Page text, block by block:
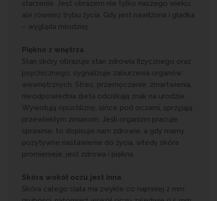
starzenie. Jest obrazem nie tylko naszego wieku,
ale również trybu życia. Gdy jest nawilżona i gładka
– wygląda młodziej.
Piękno z wnętrza
Stan skóry obrazuje stan zdrowia fizycznego oraz
psychicznego, sygnalizuje zaburzenia organów
wewnętrznych. Stres, przemęczenie, zmartwienia,
nieodpowiednia dieta odciskają znak na urodzie.
Wywołują opuchliznę, sińce pod oczami, sprzyjają
przewlekłym zmianom. Jeśli organizm pracuje
sprawnie, to dopisuje nam zdrowie, a gdy mamy
pozytywne nastawienie do życia, wtedy skóra
promienieje, jest zdrowa i piękna.
Skóra wokół oczu jest inna
Skóra całego ciała ma zwykle co najmniej 2 mm